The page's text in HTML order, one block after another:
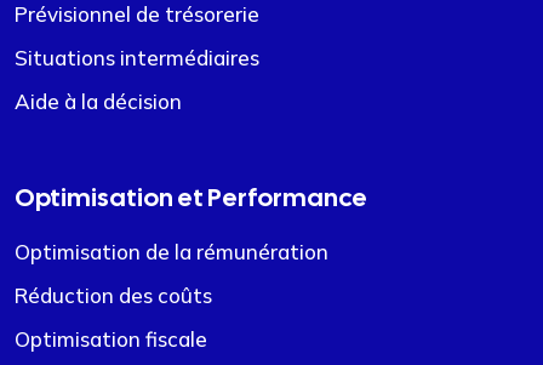
Prévisionnel de trésorerie
Situations intermédiaires
Aide à la décision
Optimisation et Performance
Optimisation de la rémunération
Réduction des coûts
Optimisation fiscale